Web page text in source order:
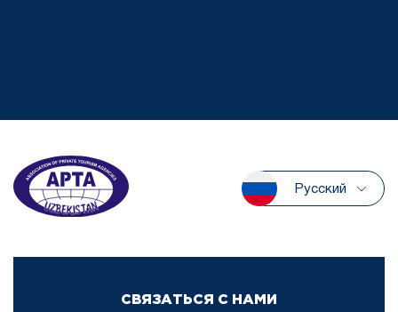
Русский
СВЯЗАТЬСЯ С НАМИ